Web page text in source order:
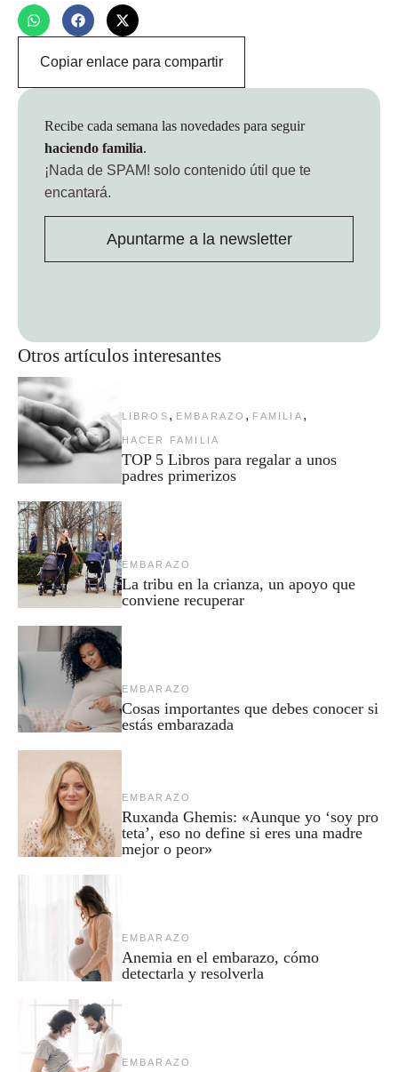
Copiar enlace para compartir
Otros artículos interesantes
LIBROS , EMBARAZO , FAMILIA ,
HACER FAMILIA
TOP 5 Libros para regalar a unos
padres primerizos
EMBARAZO
La tribu en la crianza, un apoyo que
conviene recuperar
EMBARAZO
Cosas importantes que debes conocer si
estás embarazada
EMBARAZO
Ruxanda Ghemis: «Aunque yo ‘soy pro
teta’, eso no define si eres una madre
mejor o peor»
EMBARAZO
Anemia en el embarazo, cómo
detectarla y resolverla
EMBARAZO
Recibe cada semana las novedades para seguir
haciendo familia.
¡Nada de SPAM! solo contenido útil que te
encantará.
Apuntarme a la newsletter